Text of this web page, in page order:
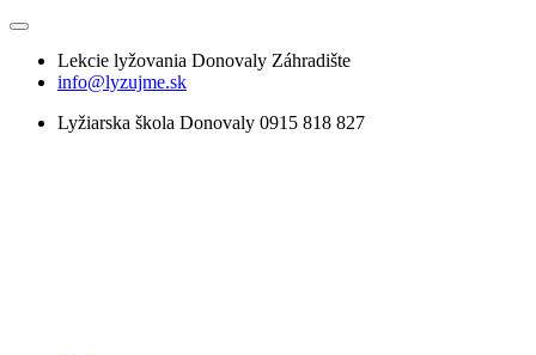
Lekcie lyžovania Donovaly Záhradište
info@lyzujme.sk
Lyžiarska škola Donovaly 0915 818 827